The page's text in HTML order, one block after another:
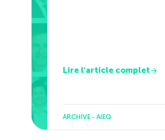
Lire l'article complet
ARCHIVE - AIEQ